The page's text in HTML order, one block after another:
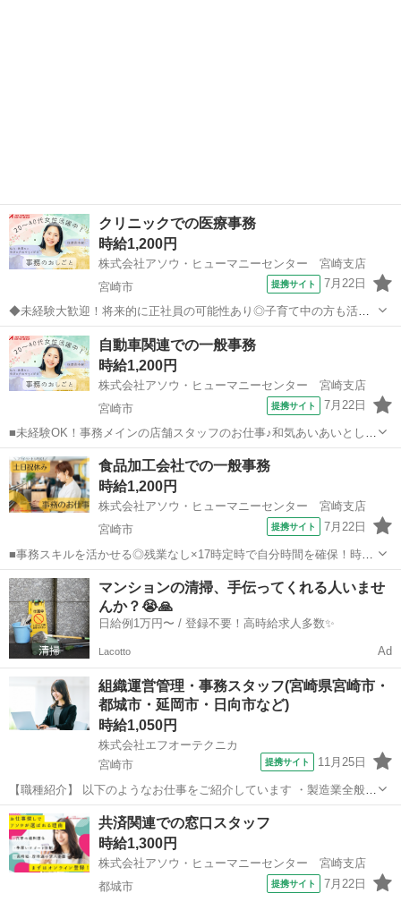
クリニックでの医療事務
時給1,200円
株式会社アソウ・ヒューマニーセンター 宮崎支店
宮崎市
提携サイト 7月22日
◆未経験大歓迎！将来的に正社員の可能性あり◎子育て中の方も活躍
中×パソコンの基本操作が出来ればOK！しっかりサポート体制が整っ
ている環境です♪◆周辺環境GOOD！飲食店やコンビニ、商業施設があ
って便利◎◆宮崎駅トホ圏内でアク...
宮崎 宮崎市 一般事務
自動車関連での一般事務
時給1,200円
株式会社アソウ・ヒューマニーセンター 宮崎支店
宮崎市
提携サイト 7月22日
■未経験OK！事務メインの店舗スタッフのお仕事♪和気あいあいとした
雰囲気でサポート体制もばっちり◎■火・水曜の平日連休が取れるレア
求人♪残業少なめでプライベートも大切にできます！■最寄りバス停か
ら徒歩2分！車通勤OK×無料駐...
宮崎 宮崎市 一般事務
食品加工会社での一般事務
時給1,200円
株式会社アソウ・ヒューマニーセンター 宮崎支店
宮崎市
提携サイト 7月22日
■事務スキルを活かせる◎残業なし×17時定時で自分時間を確保！時短
勤務も相談OK。業界大手で無理なく働ける■車通勤OK！無料駐車場が
ありベンリ。土日祝休みで週末はしっかりリフレッシュできる好環境
◎■少人数オフィスで落ち着いて...
宮崎 宮崎市
マンションの清掃、手伝ってくれる人いませ
んか？😭🙏
日給例1万円〜 / 登録不要！高時給求人多数✨
Lacotto Ad
組織運営管理・事務スタッフ(宮崎県宮崎市・
都城市・延岡市・日向市など)
時給1,050円
株式会社エフオーテクニカ
宮崎市
提携サイト 11月25日
【職種紹介】 以下のようなお仕事をご紹介しています ・製造業全般
（半導体・プラスチック・食品・焼酎・自動車部品 など） ・一般事
務・受付・医療事務・庶務業務 ・接客・販売・コールセンター（受
電・発信） ・設備保全・メンテナン...
宮崎 宮崎市 一般事務
共済関連での窓口スタッフ
時給1,300円
株式会社アソウ・ヒューマニーセンター 宮崎支店
都城市
提携サイト 7月22日